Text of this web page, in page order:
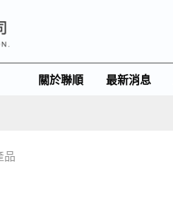
關於聯順 最新消息
品